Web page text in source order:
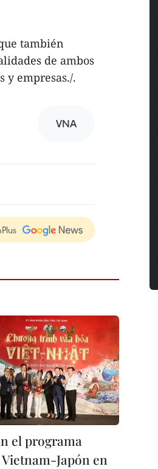
también
de ambos
y empresas./.
VNA
el programa
Japón en